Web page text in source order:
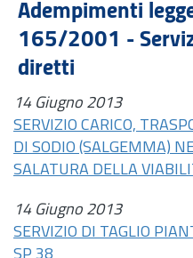
Adempimenti
165/2001 -
diretti
14 Giugno 2013
SERVIZIO CARICO,
DI SODIO (SALGEMMA)
SALATURA DELLA
14 Giugno 2013
SERVIZIO DI TAGLIO